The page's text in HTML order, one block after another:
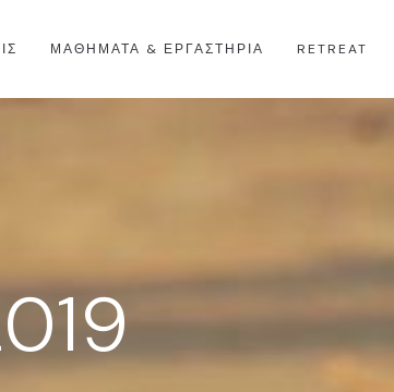
ΜΑΘΗΜΑΤΑ & ΕΡΓΑΣΤΗΡΙΑ RETREAT